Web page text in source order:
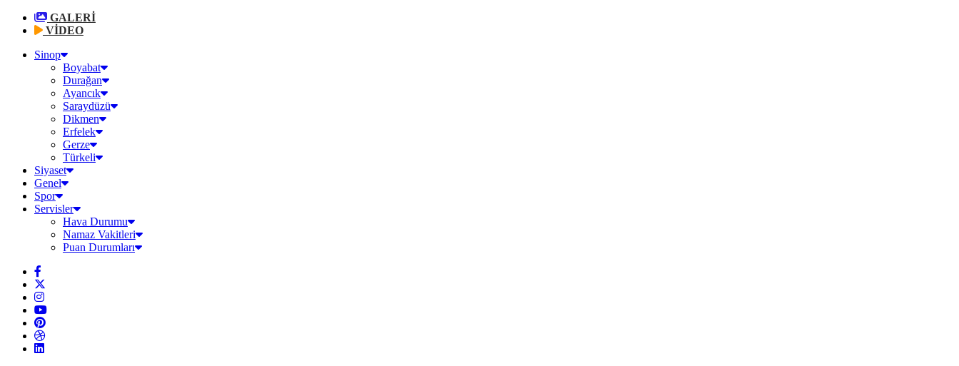
GALERİ
VİDEO
Sinop
Boyabat
Durağan
Ayancık
Saraydüzü
Dikmen
Erfelek
Gerze
Türkeli
Siyaset
Genel
Spor
Servisler
Hava Durumu
Namaz Vakitleri
Puan Durumları